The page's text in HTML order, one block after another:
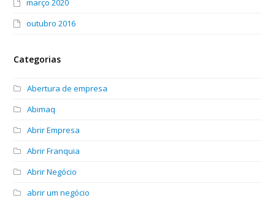
março 2020
outubro 2016
Categorias
Abertura de empresa
Abimaq
Abrir Empresa
Abrir Franquia
Abrir Negócio
abrir um negócio